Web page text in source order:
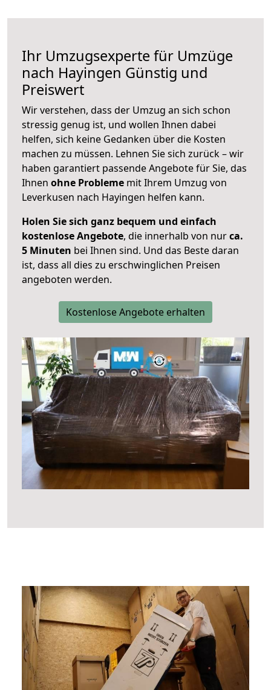
Ihr Umzugsexperte für Umzüge
nach Hayingen Günstig und
Preiswert
Wir verstehen, dass der Umzug an sich schon
stressig genug ist, und wollen Ihnen dabei
helfen, sich keine Gedanken über die Kosten
machen zu müssen. Lehnen Sie sich zurück – wir
haben garantiert passende Angebote für Sie, das
Ihnen ohne Probleme mit Ihrem Umzug von
Leverkusen nach Hayingen helfen kann.
Holen Sie sich ganz bequem und einfach
kostenlose Angebote, die innerhalb von nurca.
5 Minuten bei Ihnen sind. Und das Beste daran
ist, dass all dies zu erschwinglichen Preisen
angeboten werden.
Kostenlose Angebote erhalten